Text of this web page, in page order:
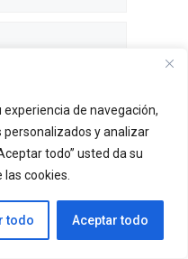
de navegación,
y analizar
todo” usted da su
cookies.
todo Aceptar todo